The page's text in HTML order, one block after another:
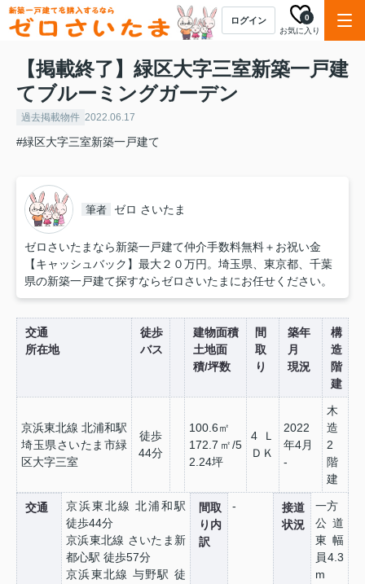
ログイン
お気に入り
0
【掲載終了】緑区大字三室新築一戸建
てブルーミングガーデン
過去掲載物件 2022.06.17
#緑区大字三室新築一戸建て
筆者 ゼロ さいたま
ゼロさいたまなら新築一戸建て仲介手数料無料＋お祝い金
【キャッシュバック】最大２０万円。埼玉県、東京都、千葉
県の新築一戸建て探すならゼロさいたまにお任せください。
交通
所在地
徒歩
バス
建物面積
土地面
積/坪数
間
取
り
築年
月
現況
構
造
階
建
京浜東北線 北浦和駅
埼玉県さいたま市緑
区大字三室
徒歩
44分
100.6㎡
172.7㎡/5
2.24坪
4Ｌ
ＤＫ
2022
年4月
-
木
造
2
階
建
交通
京浜東北線 北浦和駅
徒歩44分
京浜東北線 さいたま新
都心駅 徒歩57分
京浜東北線 与野駅 徒
間取
り内
訳
-
接道
状況
一方
公道
東 幅
員4.3
m